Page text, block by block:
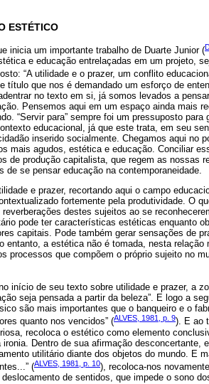
ESTÉTICO
inicia um importante trabalho de Duarte Junior (
e educação entrelaçadas em um projeto,
“A utilidade e o prazer, um conflito
título que nos é demandado um esforço de
no texto em si, já somos levados a
Pensemos aqui em um espaço ainda mais
“Servir para” sempre foi um pressuposto
educacional, já que este trata, em seu
inserido socialmente. Chegamos aqui no
mais agudos, estética e educação. Conciliar
de produção capitalista, que regem as nossas
se pensar educação na contemporaneidade.
e prazer, recortando aqui o campo
fortemente pela produtividade. O
destes sujeitos ao se
pode ter características estéticas enquanto
capitais. Pode também gerar sensações de
entanto, a estética não é tomada, nesta relação
processos que compõem o próprio sujeito no
início de seu texto sobre utilidade e prazer, a
seja pensada a partir da beleza”. E logo a
são mais importantes que o banqueiro e o
quanto nos vencidos” (ALVES, 1981, p. 9). E ao
recoloca o estético como elemento
Dentro de sua afirmação desconcertante,
utilitário diante dos objetos do mundo. E
(ALVES, 1981, p. 10), recoloca-nos
de sentidos, que impede o sono